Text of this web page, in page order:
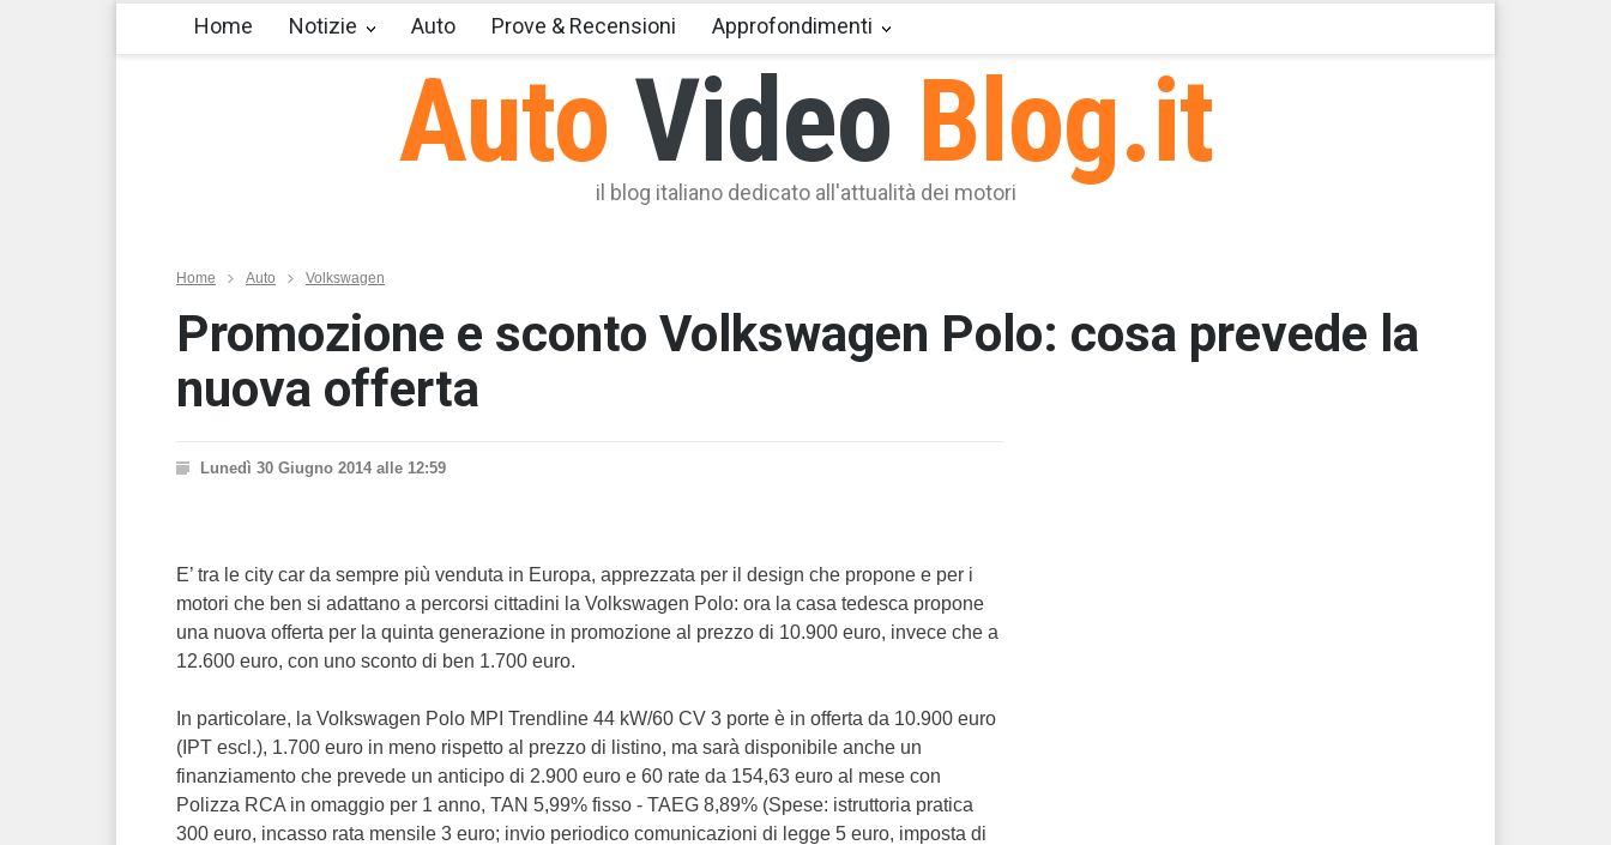
Auto Video Blog.it
il blog italiano dedicato all'attualità dei motori
Home Notizie Auto Prove & Recensioni Approfondimenti
Home Auto Volkswagen
Promozione e sconto Volkswagen Polo: cosa prevede la
nuova offerta
Lunedì 30 Giugno 2014 alle 12:59
E’ tra le city car da sempre più venduta in Europa, apprezzata per il design che propone e per i
motori che ben si adattano a percorsi cittadini la Volkswagen Polo: ora la casa tedesca propone
una nuova offerta per la quinta generazione in promozione al prezzo di 10.900 euro, invece che a
12.600 euro, con uno sconto di ben 1.700 euro.
In particolare, la Volkswagen Polo MPI Trendline 44 kW/60 CV 3 porte è in offerta da 10.900 euro
(IPT escl.), 1.700 euro in meno rispetto al prezzo di listino, ma sarà disponibile anche un
finanziamento che prevede un anticipo di 2.900 euro e 60 rate da 154,63 euro al mese con
Polizza RCA in omaggio per 1 anno, TAN 5,99% fisso - TAEG 8,89% (Spese: istruttoria pratica
300 euro, incasso rata mensile 3 euro; invio periodico comunicazioni di legge 5 euro, imposta di